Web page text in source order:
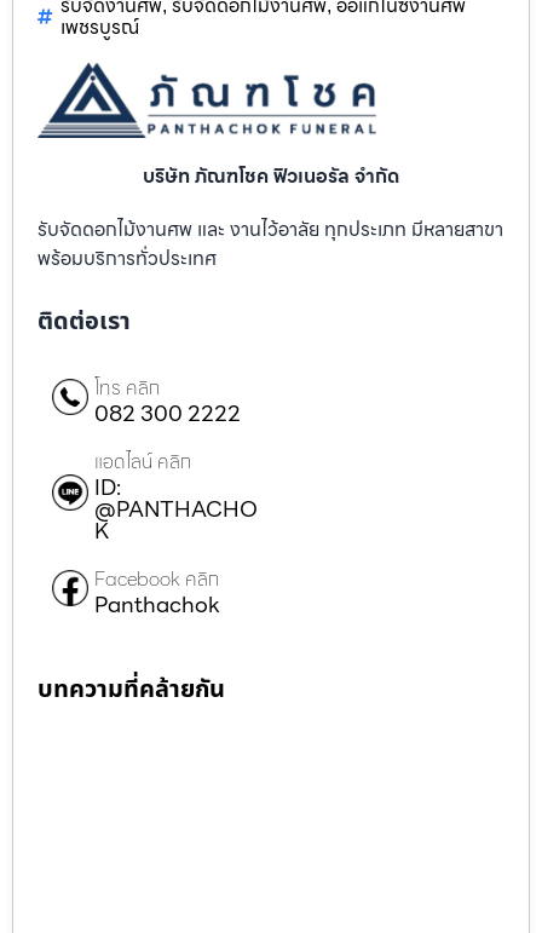
, ,
เพชรบูรณ์
บริษัท ภัณฑโชค ฟิวเนอรัล จำกัด
รับจัดดอกไม้งานศพ และ งานไว้อาลัย ทุกประเภท มีหลายสาขา
พร้อมบริการทั่วประเทศ
ติดต่อเรา
โทร คลิก
082 300 2222
แอดไลน์ คลิก
ID:
@PANTHACHO
K
Facebook คลิก
Panthachok
บทความที่คล้ายกัน